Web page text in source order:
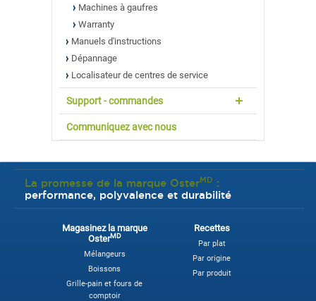
Machines à gaufres
Warranty
Manuels d'instructions
Dépannage
Localisateur de centres de service
Support - commandes
Communiquez avec nous
La promesse de la marque OsterMD :
performance, polyvalence et durabilité
Magasinez la marque
OsterMD
Mélangeurs
Boissons
Grille-pain et fours de
comptoir
Recettes
Par plat
Par origine
Par produit